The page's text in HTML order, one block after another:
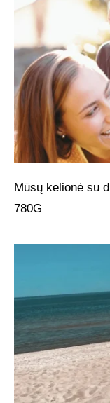
Mūsų kelionė su
780G